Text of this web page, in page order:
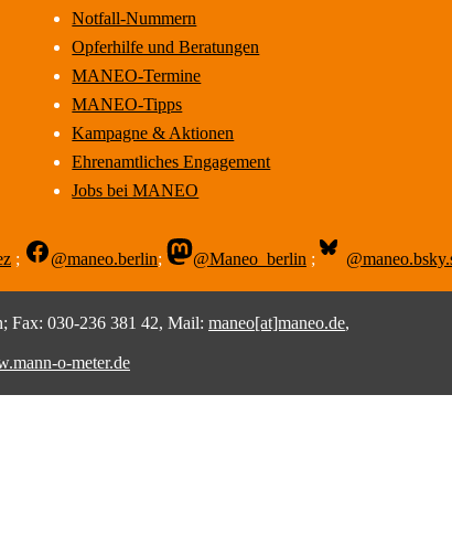
Notfall-Nummern
Opferhilfe und Beratungen
MANEO-Termine
MANEO-Tipps
Kampagne & Aktionen
Ehrenamtliches Engagement
Jobs bei MANEO
; @maneo.berlin; @Maneo_berlin ;
Fax: 030-236 381 42, Mail: maneo[at]maneo.de,
o-meter.de